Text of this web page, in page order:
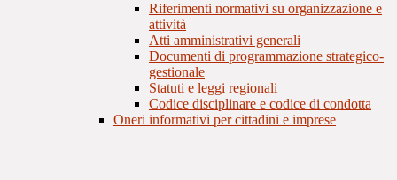
Riferimenti normativi su organizzazione e
attività
Atti amministrativi generali
Documenti di programmazione strategico-
gestionale
Statuti e leggi regionali
Codice disciplinare e codice di condotta
Oneri informativi per cittadini e imprese